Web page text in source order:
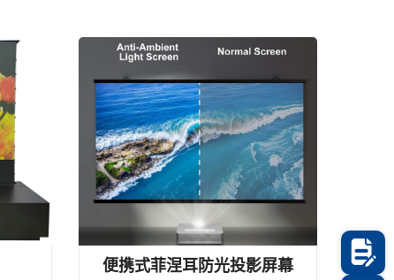
便携式菲涅耳防光投影屏幕